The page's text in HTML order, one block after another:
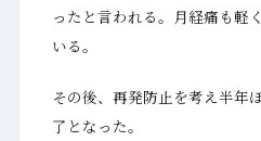
ったと言われる。月経痛も軽
いる。
その後、再発防止を考え半年
了となった。